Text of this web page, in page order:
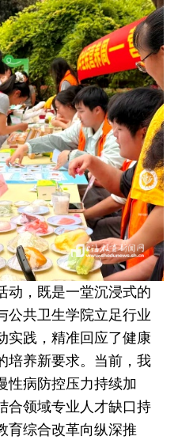
动，既是一堂沉浸式的
公共卫生学院立足行业
实践，精准回应了健康
培养新要求。当前，我
性病防控压力持续加
合领域专业人才缺口持
育综合改革向纵深推